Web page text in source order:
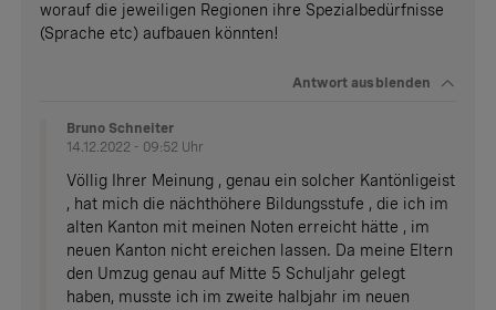
worauf die jeweiligen Regionen ihre Spezialbedürfnisse
(Sprache etc) aufbauen könnten!
Antwortausblenden
Bruno Schneiter
14.12.2022 - 09:52 Uhr
Völlig Ihrer Meinung , genau ein solcher Kantönligeist
, hat mich die nächthöhere Bildungsstufe , die ich im
alten Kanton mit meinen Noten erreicht hätte , im
neuen Kanton nicht ereichen lassen. Da meine Eltern
den Umzug genau auf Mitte 5 Schuljahr gelegt
haben, musste ich im zweite halbjahr im neuen